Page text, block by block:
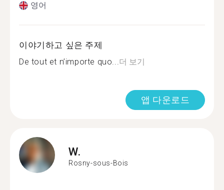
영어
이야기하고 싶은 주제
De tout et n’importe quo...더 보기
앱 다운로드
W.
Rosny-sous-Bois